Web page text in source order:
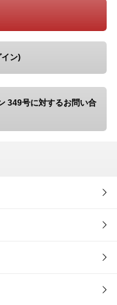
ン)
349号に対するお問い合